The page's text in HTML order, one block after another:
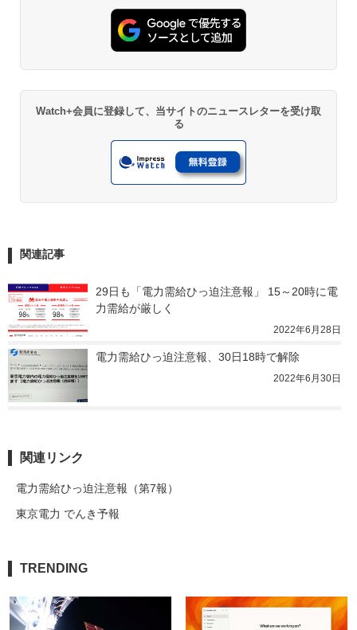
Watch+会員に登録して、当サイトのニュースレターを受け取
る
関連記事
29日も「電力需給ひっ迫注意報」 15～20時に電
力需給が厳しく
2022年6月28日
電力需給ひっ迫注意報、30日18時で解除
2022年6月30日
関連リンク
電力需給ひっ迫注意報（第7報）
東京電力 でんき予報
TRENDING